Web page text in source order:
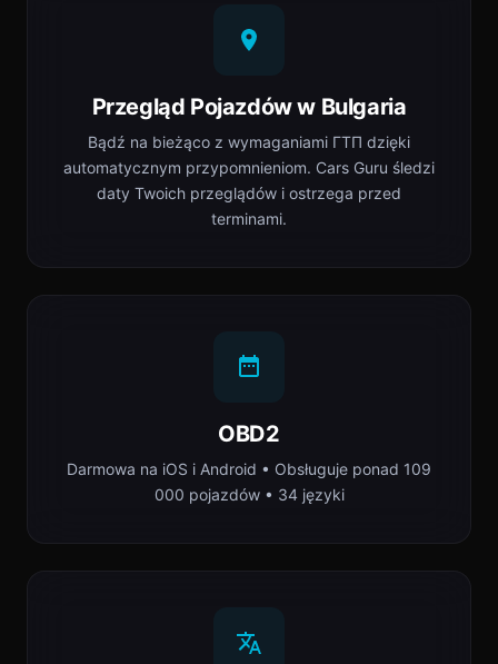
Przegląd Pojazdów w Bulgaria
Bądź na bieżąco z wymaganiami ГТП dzięki
automatycznym przypomnieniom. Cars Guru śledzi
daty Twoich przeglądów i ostrzega przed
terminami.
OBD2
Darmowa na iOS i Android • Obsługuje ponad 109
000 pojazdów • 34 języki